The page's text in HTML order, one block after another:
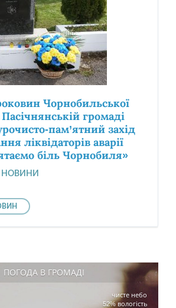
Чорнобильської
Пасічнянській громаді
пам’ятний захід
ліквідаторів аварії
біль Чорнобиля»
НОВИНИ
ПОГОДА В ГРОМАДІ
чисте небо
52% вологість